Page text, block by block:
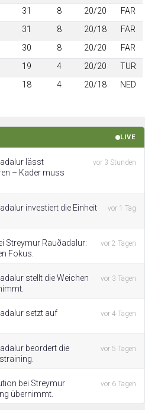
31 8 20/20
FAR
31 8 20/18
FAR
30 8 20/20
FAR
19 4 20/20
TUR
18 4 20/18 NED
LIVE
lässt
– Kader muss
vor 3 Stunden
investiert die Einheit
vor 1 Tag
Streymur Rauðadalur:
Fokus.
vor 2 Tagen
stellt die Weichen
vor 3 Tagen
setzt auf
vor 4 Tagen
beordert die
vor 5 Tagen
bei Streymur
übernimmt.
vor 6 Tagen